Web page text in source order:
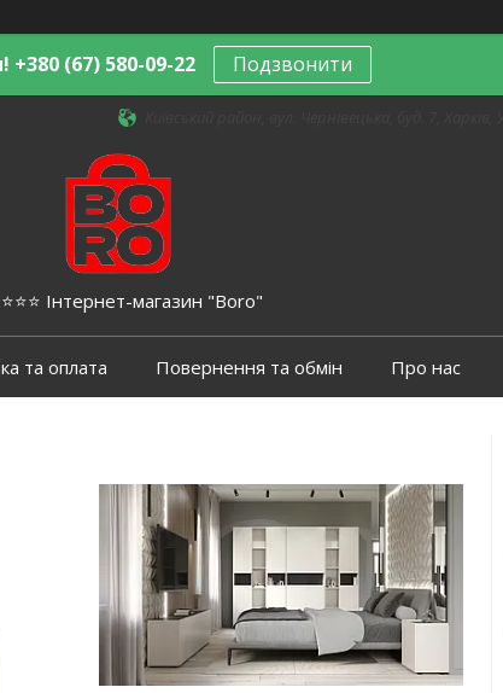
+380 (67) 580-09-22 Подзвонити
Інтернет-магазин "Boro"
та оплата Повернення та обмін Про нас